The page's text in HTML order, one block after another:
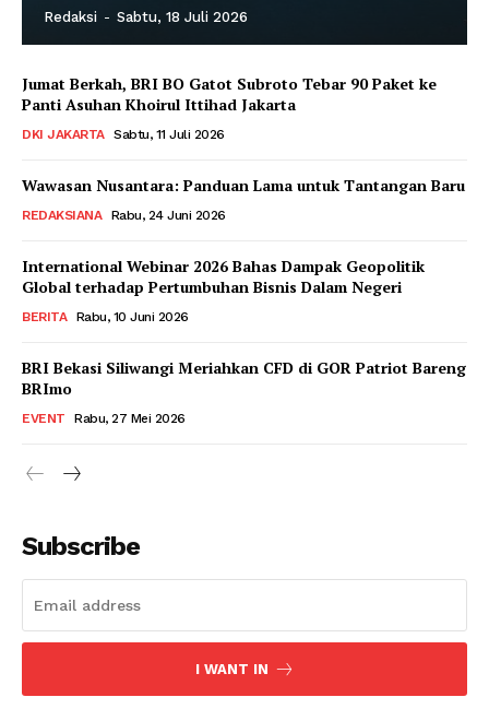
Redaksi - Sabtu, 18 Juli 2026
Jumat Berkah, BRI BO Gatot Subroto Tebar 90 Paket ke
Panti Asuhan Khoirul Ittihad Jakarta
DKI JAKARTA Sabtu, 11 Juli 2026
Wawasan Nusantara: Panduan Lama untuk Tantangan Baru
REDAKSIANA Rabu, 24 Juni 2026
International Webinar 2026 Bahas Dampak Geopolitik
Global terhadap Pertumbuhan Bisnis Dalam Negeri
BERITA Rabu, 10 Juni 2026
BRI Bekasi Siliwangi Meriahkan CFD di GOR Patriot Bareng
BRImo
EVENT Rabu, 27 Mei 2026
Subscribe
I WANT IN